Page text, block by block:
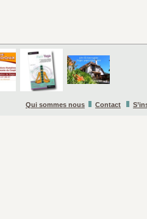
Qui sommes nous Contact